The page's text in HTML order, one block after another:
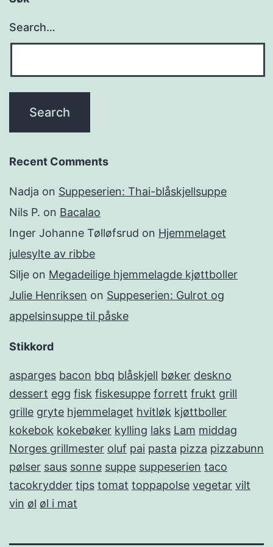
k
Search…
Recent Comments
Nadja on Suppeserien: Thai-blåskjellsuppe
Nils P. on Bacalao
Inger Johanne Tølløfsrud on Hjemmelaget
julesylte av ribbe
Silje on Megadeilige hjemmelagde kjøttboller
Julie Henriksen on Suppeserien: Gulrot og
appelsinsuppe til påske
Stikkord
asparges bacon bbq blåskjell bøker deskno
dessert egg fisk fiskesuppe forrett frukt grill
grille gryte hjemmelaget hvitløk kjøttboller
kokebok kokebøker kylling laks Lam middag
Norges grillmester oluf pai pasta pizza pizzabunn
pølser saus sonne suppe suppeserien taco
tacokrydder tips tomat toppapolse vegetar vilt
vin øl øl i mat